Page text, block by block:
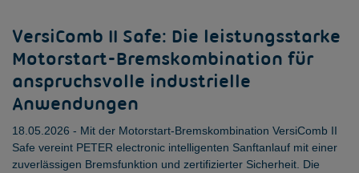
VersiComb II Safe: Die leistungsstarke
Motorstart-Bremskombination für
anspruchsvolle industrielle
Anwendungen
18.05.2026 - Mit der Motorstart-Bremskombination VersiComb II
Safe vereint PETER electronic intelligenten Sanftanlauf mit einer
zuverlässigen Bremsfunktion und zertifizierter Sicherheit. Die